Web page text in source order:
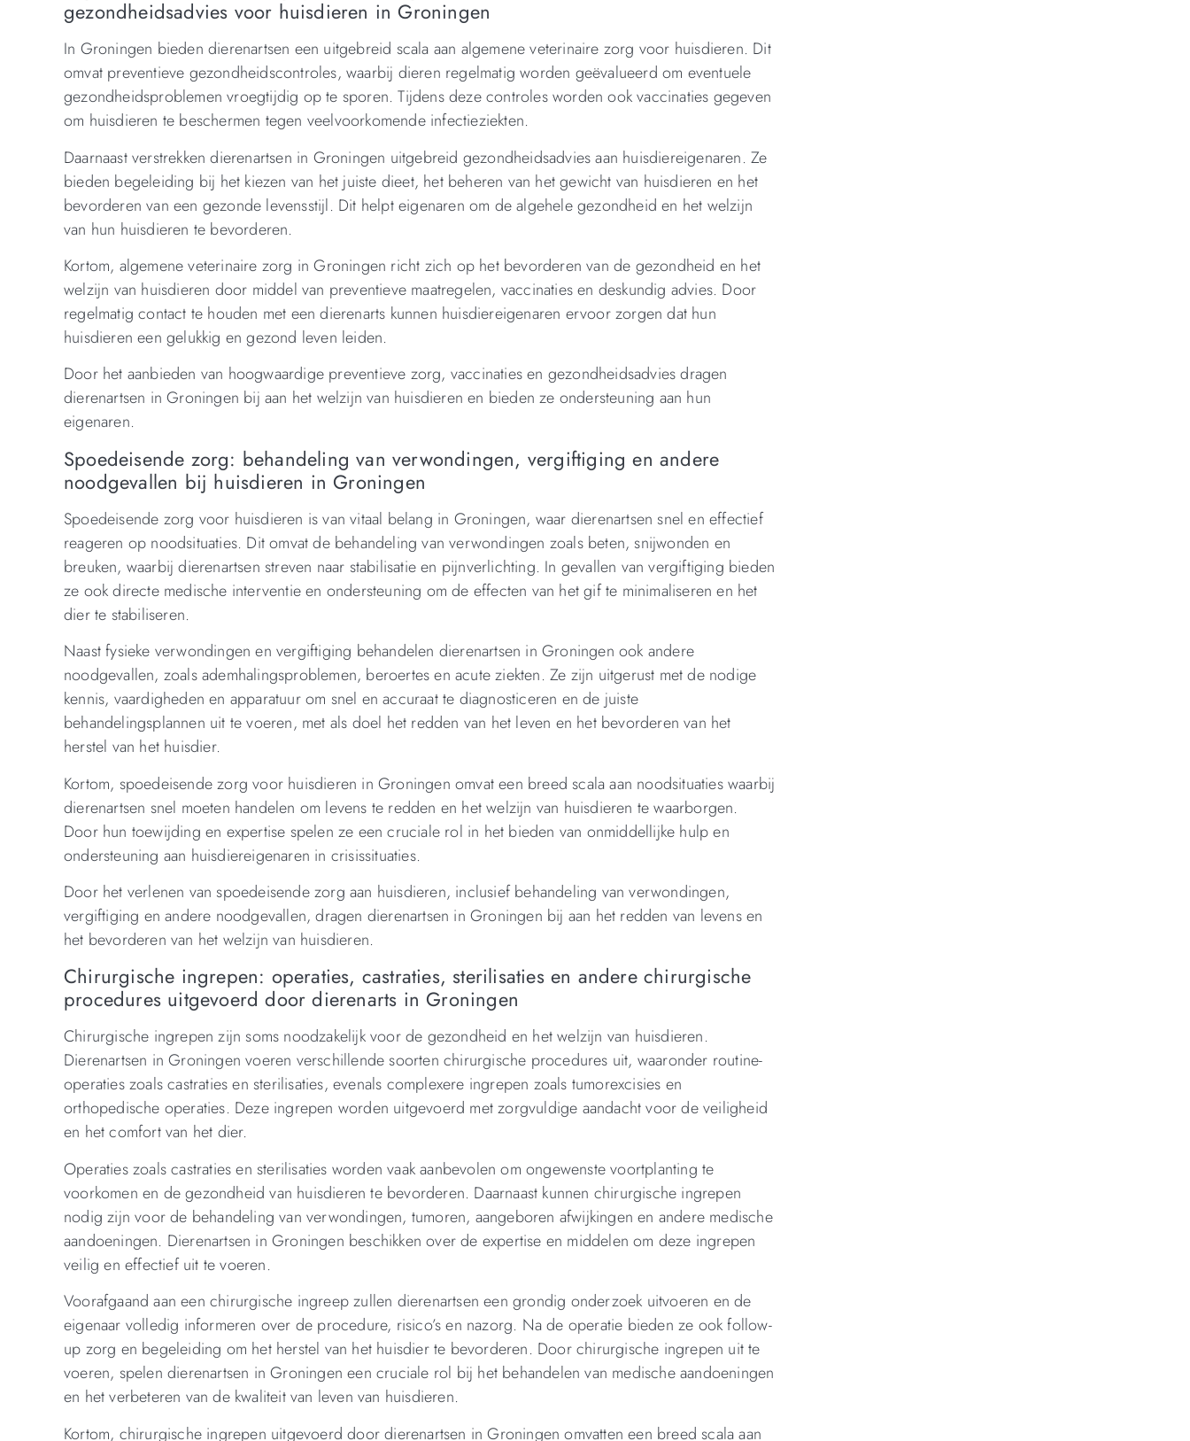
gezondheidsadvies voor huisdieren in Groningen
In Groningen bieden dierenartsen een uitgebreid scala aan algemene veterinaire zorg voor huisdieren. Dit
omvat preventieve gezondheidscontroles, waarbij dieren regelmatig worden geëvalueerd om eventuele
gezondheidsproblemen vroegtijdig op te sporen. Tijdens deze controles worden ook vaccinaties gegeven
om huisdieren te beschermen tegen veelvoorkomende infectieziekten.
Daarnaast verstrekken dierenartsen in Groningen uitgebreid gezondheidsadvies aan huisdiereigenaren. Ze
bieden begeleiding bij het kiezen van het juiste dieet, het beheren van het gewicht van huisdieren en het
bevorderen van een gezonde levensstijl. Dit helpt eigenaren om de algehele gezondheid en het welzijn
van hun huisdieren te bevorderen.
Kortom, algemene veterinaire zorg in Groningen richt zich op het bevorderen van de gezondheid en het
welzijn van huisdieren door middel van preventieve maatregelen, vaccinaties en deskundig advies. Door
regelmatig contact te houden met een dierenarts kunnen huisdiereigenaren ervoor zorgen dat hun
huisdieren een gelukkig en gezond leven leiden.
Door het aanbieden van hoogwaardige preventieve zorg, vaccinaties en gezondheidsadvies dragen
dierenartsen in Groningen bij aan het welzijn van huisdieren en bieden ze ondersteuning aan hun
eigenaren.
Spoedeisende zorg: behandeling van verwondingen, vergiftiging en andere
noodgevallen bij huisdieren in Groningen
Spoedeisende zorg voor huisdieren is van vitaal belang in Groningen, waar dierenartsen snel en effectief
reageren op noodsituaties. Dit omvat de behandeling van verwondingen zoals beten, snijwonden en
breuken, waarbij dierenartsen streven naar stabilisatie en pijnverlichting. In gevallen van vergiftiging bieden
ze ook directe medische interventie en ondersteuning om de effecten van het gif te minimaliseren en het
dier te stabiliseren.
Naast fysieke verwondingen en vergiftiging behandelen dierenartsen in Groningen ook andere
noodgevallen, zoals ademhalingsproblemen, beroertes en acute ziekten. Ze zijn uitgerust met de nodige
kennis, vaardigheden en apparatuur om snel en accuraat te diagnosticeren en de juiste
behandelingsplannen uit te voeren, met als doel het redden van het leven en het bevorderen van het
herstel van het huisdier.
Kortom, spoedeisende zorg voor huisdieren in Groningen omvat een breed scala aan noodsituaties waarbij
dierenartsen snel moeten handelen om levens te redden en het welzijn van huisdieren te waarborgen.
Door hun toewijding en expertise spelen ze een cruciale rol in het bieden van onmiddellijke hulp en
ondersteuning aan huisdiereigenaren in crisissituaties.
Door het verlenen van spoedeisende zorg aan huisdieren, inclusief behandeling van verwondingen,
vergiftiging en andere noodgevallen, dragen dierenartsen in Groningen bij aan het redden van levens en
het bevorderen van het welzijn van huisdieren.
Chirurgische ingrepen: operaties, castraties, sterilisaties en andere chirurgische
procedures uitgevoerd door dierenarts in Groningen
Chirurgische ingrepen zijn soms noodzakelijk voor de gezondheid en het welzijn van huisdieren.
Dierenartsen in Groningen voeren verschillende soorten chirurgische procedures uit, waaronder routine-
operaties zoals castraties en sterilisaties, evenals complexere ingrepen zoals tumorexcisies en
orthopedische operaties. Deze ingrepen worden uitgevoerd met zorgvuldige aandacht voor de veiligheid
en het comfort van het dier.
Operaties zoals castraties en sterilisaties worden vaak aanbevolen om ongewenste voortplanting te
voorkomen en de gezondheid van huisdieren te bevorderen. Daarnaast kunnen chirurgische ingrepen
nodig zijn voor de behandeling van verwondingen, tumoren, aangeboren afwijkingen en andere medische
aandoeningen. Dierenartsen in Groningen beschikken over de expertise en middelen om deze ingrepen
veilig en effectief uit te voeren.
Voorafgaand aan een chirurgische ingreep zullen dierenartsen een grondig onderzoek uitvoeren en de
eigenaar volledig informeren over de procedure, risico’s en nazorg. Na de operatie bieden ze ook follow-
up zorg en begeleiding om het herstel van het huisdier te bevorderen. Door chirurgische ingrepen uit te
voeren, spelen dierenartsen in Groningen een cruciale rol bij het behandelen van medische aandoeningen
en het verbeteren van de kwaliteit van leven van huisdieren.
Kortom, chirurgische ingrepen uitgevoerd door dierenartsen in Groningen omvatten een breed scala aan